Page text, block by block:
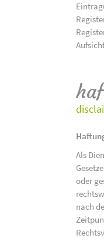
Als
oder
nach